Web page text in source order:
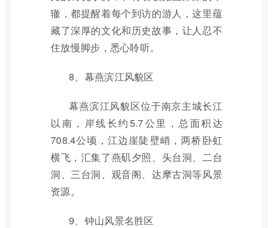
辙，都提醒着每个到访的游人，这里蕴
藏了深厚的文化和历史故事，让人忍不
住放慢脚步，悉心聆听。
8、幕燕滨江风貌区
幕燕滨江风貌区位于南京主城长江
以南，岸线长约5.7公里，总面积达
708.4公顷，江边崖陡壁峭，两桥卧虹
横飞，汇集了燕矶夕照、头台洞、二台
洞、三台洞、观音阁、达摩古洞等风景
资源。
9、钟山风景名胜区